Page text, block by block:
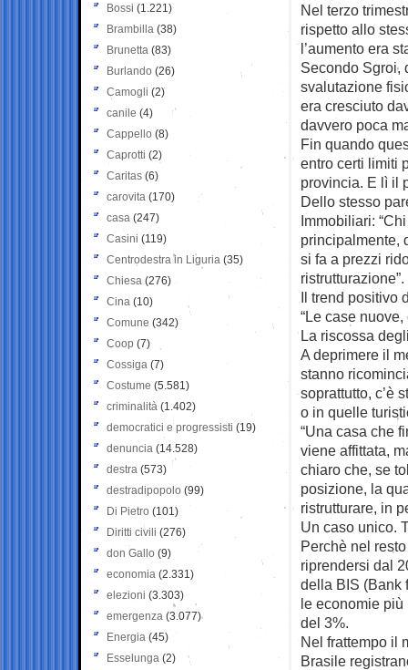
Nel terzo
rispetto allo
l’aumento era
Secondo Sgroi,
svalutazione
era cresciuto
davvero poca
Fin quando
entro certi limiti
provincia. E lì il
Dello stesso
Immobiliari:
principalmente,
si fa a prezzi
ristrutturazione”.
Il trend positivo
“Le case
La riscossa
A deprimere il
stanno
soprattutto, c’è
o in quelle
“Una casa che
viene affittata,
chiaro che, se
posizione, la
ristrutturare, in
Un caso unico.
Perchè nel
riprendersi dal
della BIS (Bank
le economie
del 3%.
Nel frattempo il
Brasile
Bossi (1.221)
Brambilla (38)
Brunetta (83)
Burlando (26)
Camogli (2)
canile (4)
Cappello (8)
Caprotti (2)
Caritas (6)
carovita (170)
casa (247)
Casini (119)
Centrodestra in Liguria (35)
Chiesa (276)
Cina (10)
Comune (342)
Coop (7)
Cossiga (7)
Costume (5.581)
criminalità (1.402)
democratici e progressisti (19)
denuncia (14.528)
destra (573)
destradipopolo (99)
Di Pietro (101)
Diritti civili (276)
don Gallo (9)
economia (2.331)
elezioni (3.303)
emergenza (3.077)
Energia (45)
Esselunga (2)